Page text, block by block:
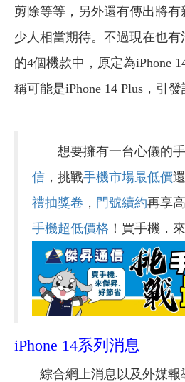
剪除等等，另外還有傳出將
少人相當期待。不過現在也
的4個機款中，原定為iPhone
稱可能是iPhone 14 Plus，引發
想要擁有一台心儀的手
信 ，挑戰手機市場最低價
禮抽獎卷 ， 門號續約再享
手機超低價格 ！買手機．
iPhone 14系列消息
綜合網上消息以及外媒報